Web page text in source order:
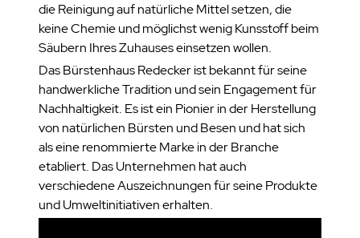
die Reinigung auf natürliche Mittel setzen, die
keine Chemie und möglichst wenig Kunsstoff beim
Säubern Ihres Zuhauses einsetzen wollen.
Das Bürstenhaus Redecker ist bekannt für seine
handwerkliche Tradition und sein Engagement für
Nachhaltigkeit. Es ist ein Pionier in der Herstellung
von natürlichen Bürsten und Besen und hat sich
als eine renommierte Marke in der Branche
etabliert. Das Unternehmen hat auch
verschiedene Auszeichnungen für seine Produkte
und Umweltinitiativen erhalten.